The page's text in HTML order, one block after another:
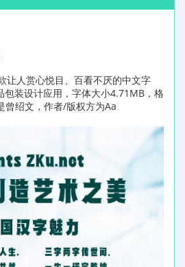
让人赏心悦目、百看不厌的中文字
包装设计应用，字体大小4.71MB，格
绍文，作者/版权方为Aa